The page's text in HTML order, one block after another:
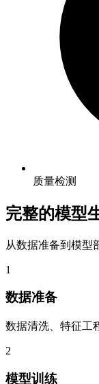
质量检测
完整的模型
从数据准备到模型
1
数据准备
数据清洗、特征工
2
模型训练